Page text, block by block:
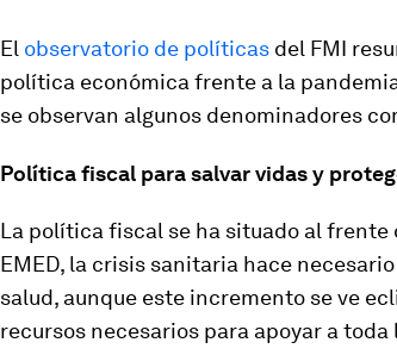
El observatorio de políticas del FMI
política económica frente a la
se observan algunos denominadores
Política fiscal para salvar vidas y
La política fiscal se ha situado al frente
EMED, la crisis sanitaria hace
salud, aunque este incremento se ve
recursos necesarios para apoyar a